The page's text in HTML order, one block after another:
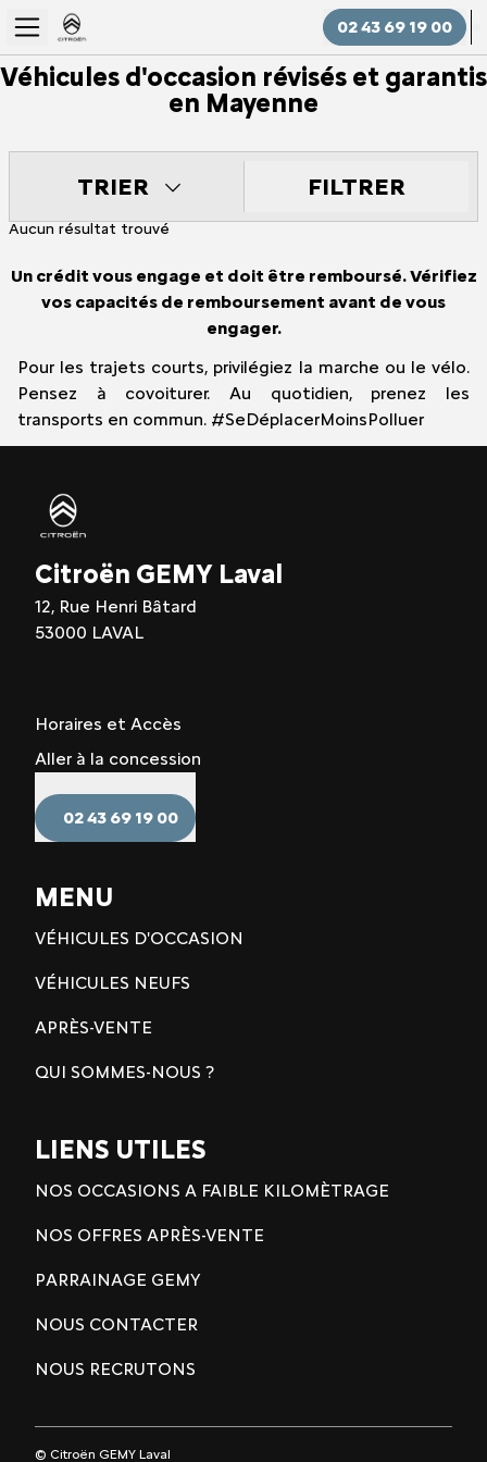
02 43 69 19 00
Véhicules d'occasion révisés et garantis
en Mayenne
TRIER FILTRER
Aucun résultat trouvé
Un crédit vous engage et doit être remboursé. Vérifiez
vos capacités de remboursement avant de vous
engager.
Pour les trajets courts, privilégiez la marche ou le vélo.
Pensez à covoiturer. Au quotidien, prenez les
transports en commun. #SeDéplacerMoinsPolluer
Citroën GEMY Laval
12, Rue Henri Bâtard
53000 LAVAL
Horaires et Accès
Aller à la concession
02 43 69 19 00
MENU
VÉHICULES D'OCCASION
VÉHICULES NEUFS
APRÈS-VENTE
QUI SOMMES-NOUS ?
LIENS UTILES
NOS OCCASIONS A FAIBLE KILOMÈTRAGE
NOS OFFRES APRÈS-VENTE
PARRAINAGE GEMY
NOUS CONTACTER
NOUS RECRUTONS
© Citroën GEMY Laval